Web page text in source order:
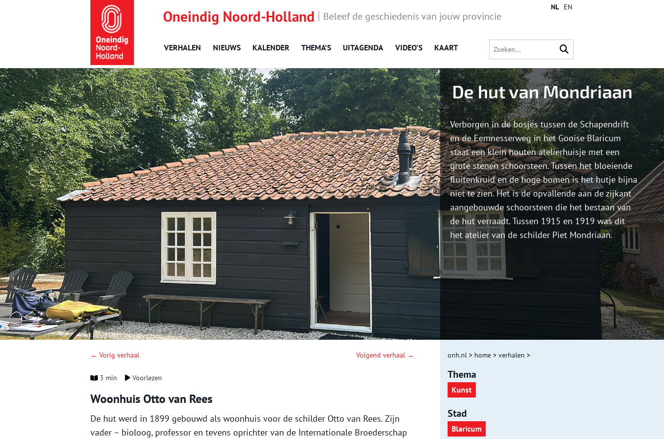
Oneindig Noord-Holland Beleef de geschiedenis van jouw provincie
VERHALEN NIEUWS KALENDER THEMA’S UITAGENDA VIDEO’S KAART
NL EN
De hut van Mondriaan
Verborgen in de bosjes tussen de Schapendrift
en de Eemnesserweg in het Gooise Blaricum
staat een klein houten atelierhuisje met een
grote stenen schoorsteen. Tussen het bloeiende
fluitenkruid en de hoge bomen is het hutje bijna
niet te zien. Het is de opvallende aan de zijkant
aangebouwde schoorsteen die het bestaan van
de hut verraadt. Tussen 1915 en 1919 was dit
het atelier van de schilder Piet Mondriaan.
← Vorig verhaal Volgend verhaal →
3 min Voorlezen
Woonhuis Otto van Rees
De hut werd in 1899 gebouwd als woonhuis voor de schilder Otto van Rees. Zijn
vader – bioloog, professor en tevens oprichter van de Internationale Broederschap
onh.nl > home > verhalen >
Thema
Kunst
Stad
Blaricum